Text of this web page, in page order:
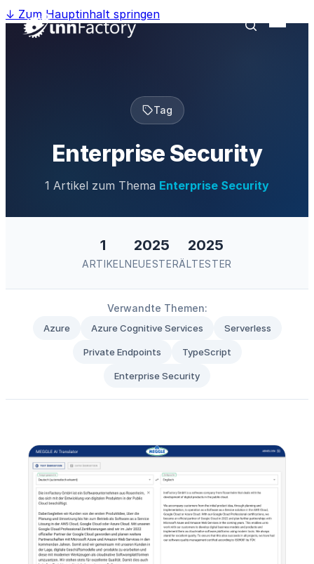
↓ Zum Hauptinhalt springen
Tag
Enterprise Security
1 Artikel zum Thema Enterprise Security
1
ARTIKEL
2025
NEUESTER
2025
ÄLTESTER
Verwandte Themen:
Azure Azure Cognitive Services Serverless
Private Endpoints TypeScript
Enterprise Security